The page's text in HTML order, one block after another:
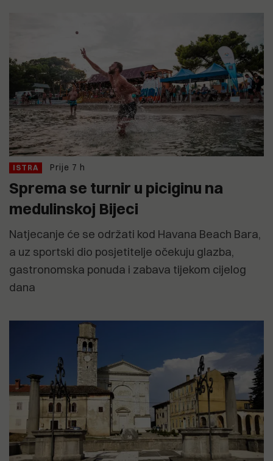
ISTRA Prije 7 h
Sprema se turnir u piciginu na
medulinskoj Bijeci
Natjecanje će se održati kod Havana Beach Bara,
a uz sportski dio posjetitelje očekuju glazba,
gastronomska ponuda i zabava tijekom cijelog
dana